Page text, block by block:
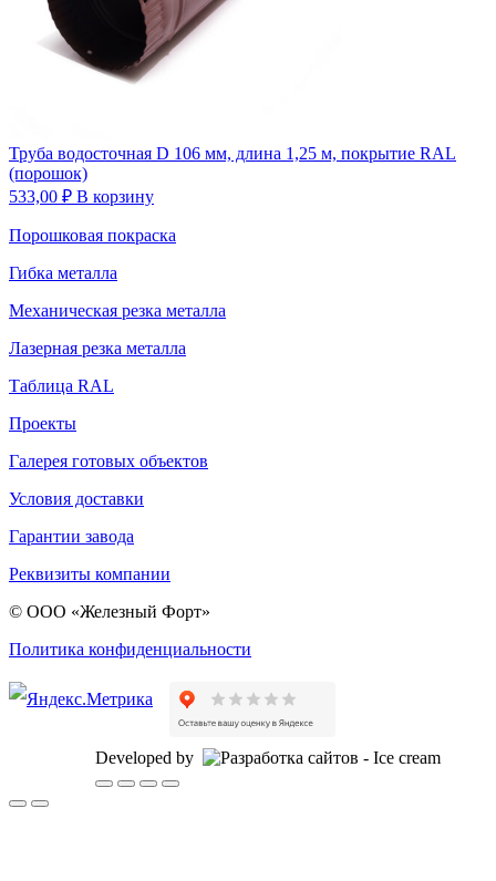
Труба водосточная D 106 мм, длина 1,25 м, покрытие RAL
(порошок)
533,00 ₽ В корзину
Порошковая покраска
Гибка металла
Механическая резка металла
Лазерная резка металла
Таблица RAL
Проекты
Галерея готовых объектов
Условия доставки
Гарантии завода
Реквизиты компании
© ООО «Железный Форт»
Политика конфиденциальности
Developed by